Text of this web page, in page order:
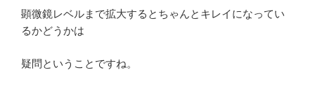
顕微鏡レベルまで拡大するとちゃんとキレイになってい
るかどうかは
疑問ということですね。